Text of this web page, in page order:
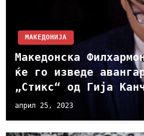
МАКЕДОНИЈА
Македонска
ќе го изведе
„Стикс“ од Гија
април 25, 2023